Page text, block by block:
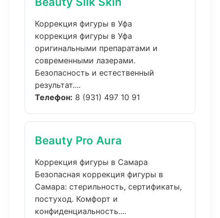
Коррекция фигуры в Уфа
коррекция фигуры в Уфа
оригинальными препаратами и
современными лазерами.
Безопасность и естественный
результат....
Телефон: 8 (931) 497 10 91
Beauty Pro Aura
Коррекция фигуры в Самара
Безопасная коррекция фигуры в
Самара: стерильность, сертификаты,
постуход. Комфорт и
конфиденциальность....